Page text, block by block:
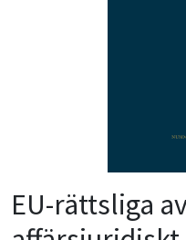
EU-rättsliga